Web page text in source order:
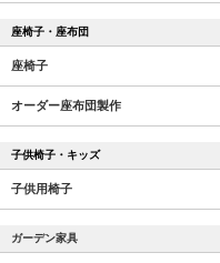
座椅子・座布団
座椅子
オーダー座布団製作
子供椅子・キッズ
子供用椅子
ガーデン家具